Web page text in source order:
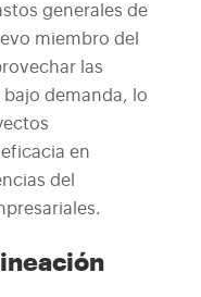
generales de
miembro del
las
demanda, lo
en
del